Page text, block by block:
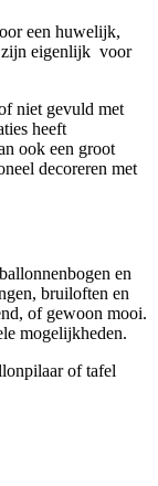
een huwelijk,
zijn eigenlijk voor
niet gevuld met
heeft
ook een groot
decoreren met
en
bruiloften en
of gewoon mooi.
mogelijkheden.
of tafel